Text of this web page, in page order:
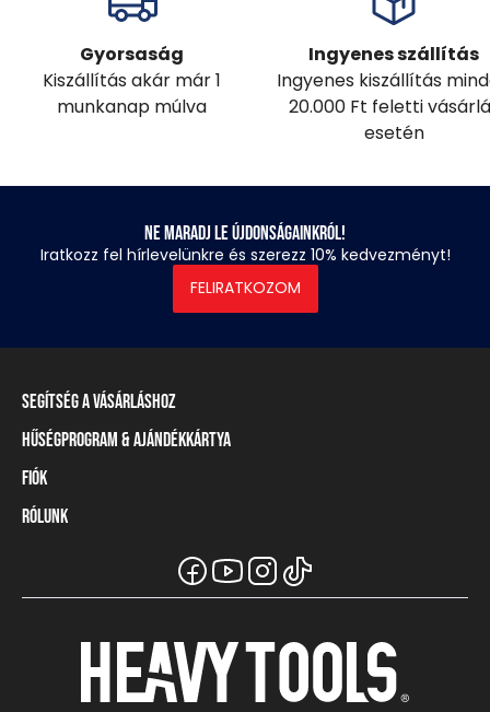
Gyorsaság
Kiszállítás akár már 1
munkanap múlva
Ingyenes szállítás
Ingyenes kiszállítás
20.000 Ft feletti
esetén
Ne maradj le újdonságainkról!
Iratkozz fel hírlevelünkre és szerezz 10% kedvezményt!
FELIRATKOZOM
Segítség a vásárláshoz
Szállítási információ
Fizetési módok
Mérettáblázat
Üzleteink és viszonteladók
Gyakori kérdések (GYIK)
Hűségprogram & Ajándékkártya
Törzsvásárlói program
Ajándékkártya
Fiók
Belépés / Regisztráció
Rólunk
A Heavy Tools márka
Viszonteladói információ
Széchenyi Terv Plusz